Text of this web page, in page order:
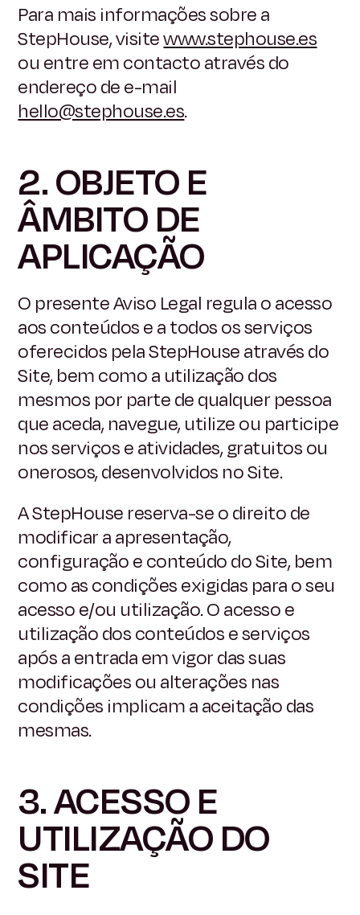
Para mais informações sobre a
StepHouse, visitewww.stephouse.es
ou entre em contacto através do
endereço de e-mail
hello@stephouse.es.
2. OBJETO E
ÂMBITO DE
APLICAÇÃO
O presente Aviso Legal regula o acesso
aos conteúdos e a todos os serviços
oferecidos pela StepHouse através do
Site, bem como a utilização dos
mesmos por parte de qualquer pessoa
que aceda, navegue, utilize ou participe
nos serviços e atividades, gratuitos ou
onerosos, desenvolvidos no Site.
A StepHouse reserva-se o direito de
modificar a apresentação,
configuração e conteúdo do Site, bem
como as condições exigidas para o seu
acesso e/ou utilização. O acesso e
utilização dos conteúdos e serviços
após a entrada em vigor das suas
modificações ou alterações nas
condições implicam a aceitação das
mesmas.
3. ACESSO E
UTILIZAÇÃO DO
SITE